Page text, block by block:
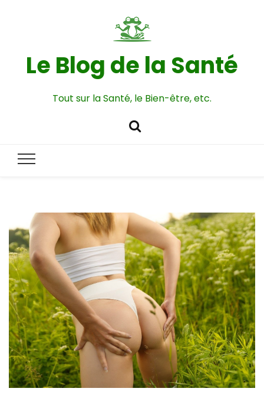
Le Blog de la Santé
Tout sur la Santé, le Bien-être, etc.